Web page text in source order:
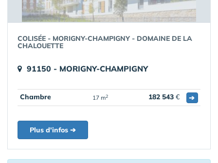
COLISÉE - MORIGNY-CHAMPIGNY - DOMAINE DE LA
CHALOUETTE
91150 - MORIGNY-CHAMPIGNY
Chambre 17 m2 182 543 € ➔
Plus d'infos ➔